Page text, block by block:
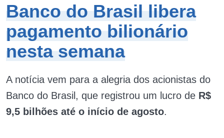
Banco do Brasil libera
pagamento bilionário
nesta semana
A notícia vem para a alegria dos acionistas do
Banco do Brasil, que registrou um lucro de R$
9,5 bilhões até o início de agosto.